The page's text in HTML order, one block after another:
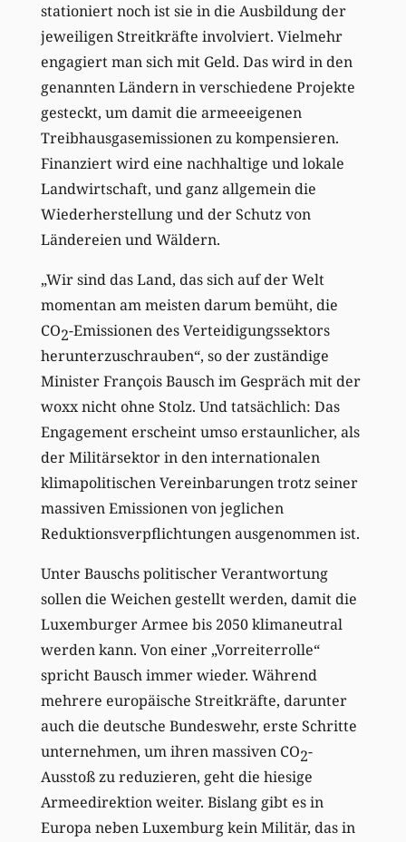
stationiert noch ist sie in die Ausbildung der
jeweiligen Streitkräfte involviert. Vielmehr
engagiert man sich mit Geld. Das wird in den
genannten Ländern in verschiedene Projekte
gesteckt, um damit die armeeeigenen
Treibhausgasemissionen zu kompensieren.
Finanziert wird eine nachhaltige und lokale
Landwirtschaft, und ganz allgemein die
Wiederherstellung und der Schutz von
Ländereien und Wäldern.
„Wir sind das Land, das sich auf der Welt
momentan am meisten darum bemüht, die
CO2-Emissionen des Verteidigungssektors
herunterzuschrauben“, so der zuständige
Minister François Bausch im Gespräch mit der
woxx nicht ohne Stolz. Und tatsächlich: Das
Engagement erscheint umso erstaunlicher, als
der Militärsektor in den internationalen
klimapolitischen Vereinbarungen trotz seiner
massiven Emissionen von jeglichen
Reduktionsverpflichtungen ausgenommen ist.
Unter Bauschs politischer Verantwortung
sollen die Weichen gestellt werden, damit die
Luxemburger Armee bis 2050 klimaneutral
werden kann. Von einer „Vorreiterrolle“
spricht Bausch immer wieder. Während
mehrere europäische Streitkräfte, darunter
auch die deutsche Bundeswehr, erste Schritte
unternehmen, um ihren massiven CO2-
Ausstoß zu reduzieren, geht die hiesige
Armeedirektion weiter. Bislang gibt es in
Europa neben Luxemburg kein Militär, das in